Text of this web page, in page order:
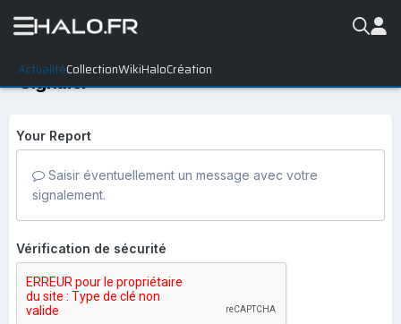
ActualitéCollectionWikiHaloCréation
Signaler
Your Report
Saisir éventuellement un message avec votre
signalement.
Vérification de sécurité